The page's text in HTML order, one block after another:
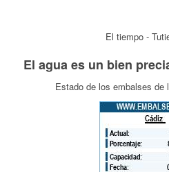
El tiempo -
El agua es un bien
Estado de los embalses de